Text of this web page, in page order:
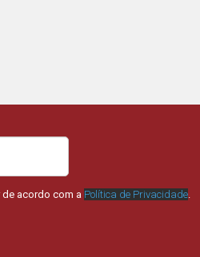
acordo com a Política de Privacidade